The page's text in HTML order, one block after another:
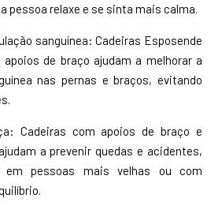
pessoa relaxe e se sinta mais calma.
sanguínea: Cadeiras Esposende
de braço ajudam a melhorar a
nas pernas e braços, evitando
Cadeiras com apoios de braço e
a prevenir quedas e acidentes,
em pessoas mais velhas ou com